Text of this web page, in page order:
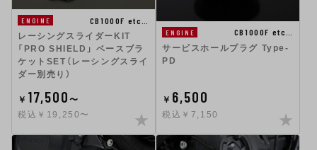
ENGINE
CB1000F etc…
レーシングスライダーKIT
「PRO SHIELD」 ベースブラ
ケットSET（レーシングスライ
ダー別売り）
￥ 17,500〜
税込￥19,250〜
ENGINE
CB1000F etc…
サービスホールプラグ Type-
PD
￥ 6,500
税込￥7,150